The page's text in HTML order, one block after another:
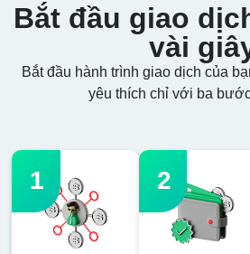
Bắt đầu giao
vài
Bắt đầu hành trình giao dịch của
yêu thích chỉ với ba
1 2